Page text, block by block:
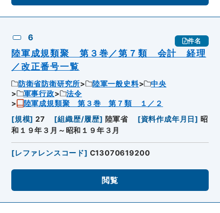
6 件名
陸軍成規類聚 第３巻／第７類 会計 経理
／改正番号一覧
防衛省防衛研究所 陸軍一般史料
中央
軍事行政
法令
陸軍成規類聚 第３巻 第７類 １／２
[規模] 27 [組織歴/履歴] 陸軍省 [資料作成年月日] 昭
和１９年３月～昭和１９年３月
[レファレンスコード] C13070619200
閲覧